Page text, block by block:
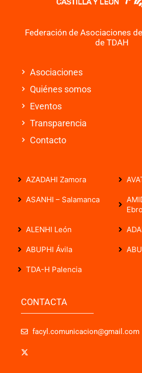
Federación de Asociaciones
de TDAH
Asociaciones
Quiénes somos
Eventos
Transparencia
Contacto
AZADAHI Zamora
ASANHI – Salamanca
ALENHI León
ABUPHI Ávila
TDA-H Palencia
CONTACTA
facyl.comunicacion@gmail.com